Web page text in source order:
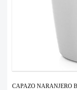
CAPAZO NARANJERO